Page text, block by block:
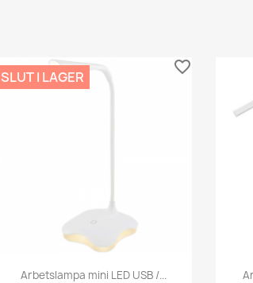
Snabbvy
Arbetslampa mini LED USB /...
SLUT I LAGER
favorite_border